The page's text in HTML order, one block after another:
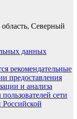
Северный
данных
рекомендательные
предоставления
и анализа
сети
Российской